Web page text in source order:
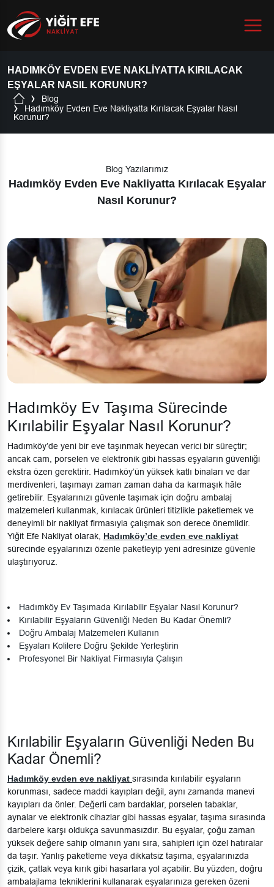
Menu
HADIMKÖY EVDEN EVE NAKLIYATTA KIRILACAK
EŞYALAR NASIL KORUNUR?
Blog
Hadımköy Evden Eve Nakliyatta Kırılacak Eşyalar Nasıl
Korunur?
Blog Yazılarımız
Hadımköy Evden Eve Nakliyatta Kırılacak Eşyalar
Nasıl Korunur?
Hadımköy Ev Taşıma Sürecinde
Kırılabilir Eşyalar Nasıl Korunur?
Hadımköy’de yeni bir eve taşınmak heyecan verici bir süreçtir;
ancak cam, porselen ve elektronik gibi hassas eşyaların güvenliği
ekstra özen gerektirir. Hadımköy’ün yüksek katlı binaları ve dar
merdivenleri, taşımayı zaman zaman daha da karmaşık hâle
getirebilir. Eşyalarınızı güvenle taşımak için doğru ambalaj
malzemeleri kullanmak, kırılacak ürünleri titizlikle paketlemek ve
deneyimli bir nakliyat firmasıyla çalışmak son derece önemlidir.
Yiğit Efe Nakliyat olarak, Hadımköy’de evden eve nakliyat
sürecinde eşyalarınızı özenle paketleyip yeni adresinize güvenle
ulaştırıyoruz.
Hadımköy Ev Taşımada Kırılabilir Eşyalar Nasıl Korunur?
Kırılabilir Eşyaların Güvenliği Neden Bu Kadar Önemli?
Doğru Ambalaj Malzemeleri Kullanın
Eşyaları Kolilere Doğru Şekilde Yerleştirin
Profesyonel Bir Nakliyat Firmasıyla Çalışın
Kırılabilir Eşyaların Güvenliği Neden Bu
Kadar Önemli?
Hadımköy evden eve nakliyat sırasında kırılabilir eşyaların
korunması, sadece maddi kayıpları değil, aynı zamanda manevi
kayıpları da önler. Değerli cam bardaklar, porselen tabaklar,
aynalar ve elektronik cihazlar gibi hassas eşyalar, taşıma sırasında
darbelere karşı oldukça savunmasızdır. Bu eşyalar, çoğu zaman
yüksek değere sahip olmanın yanı sıra, sahipleri için özel hatıralar
da taşır. Yanlış paketleme veya dikkatsiz taşıma, eşyalarınızda
çizik, çatlak veya kırık gibi hasarlara yol açabilir. Bu yüzden, doğru
ambalajlama tekniklerini kullanarak eşyalarınıza gereken özeni